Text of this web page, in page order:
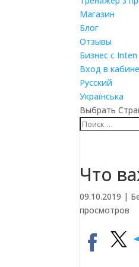
Магазин
Блог
Отзывы
Бизнес с Inten
Вход в
Русский
Українська
Выбрать
Что
09.10.2019 |
просмотров